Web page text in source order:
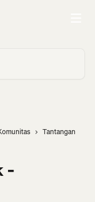
Tantangan
-